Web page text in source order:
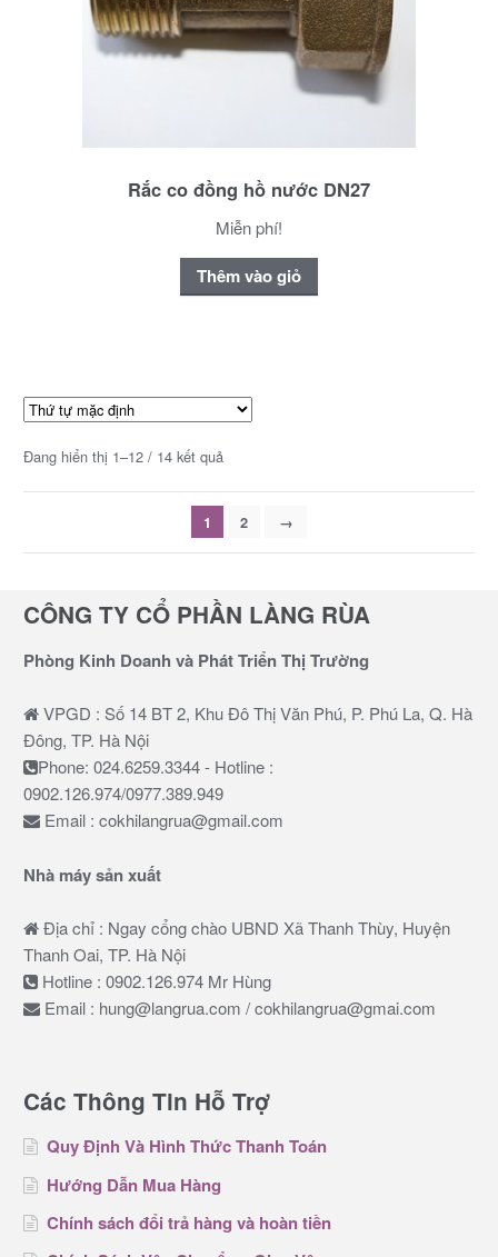
Rắc co đồng hồ nước DN27
Miễn phí!
Thêm vào giỏ
Đang hiển thị 1–12 / 14 kết quả
1 2 →
CÔNG TY CỔ PHẦN LÀNG RÙA
Phòng Kinh Doanh và Phát Triển Thị Trường
VPGD : Số 14 BT 2, Khu Đô Thị Văn Phú, P. Phú La, Q. Hà
Đông, TP. Hà Nội
Phone: 024.6259.3344 - Hotline :
0902.126.974/0977.389.949
Email : cokhilangrua@gmail.com
Nhà máy sản xuất
Địa chỉ : Ngay cổng chào UBND Xã Thanh Thùy, Huyện
Thanh Oai, TP. Hà Nội
Hotline : 0902.126.974 Mr Hùng
Email : hung@langrua.com / cokhilangrua@gmai.com
Các Thông Tin Hỗ Trợ
Quy Định Và Hình Thức Thanh Toán
Hướng Dẫn Mua Hàng
Chính sách đổi trả hàng và hoàn tiền